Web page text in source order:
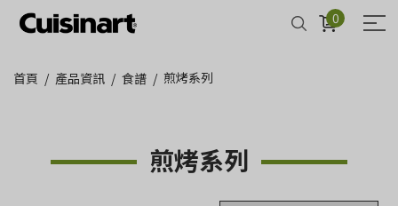
0
首頁 產品資訊 食譜 煎烤系列
煎烤系列